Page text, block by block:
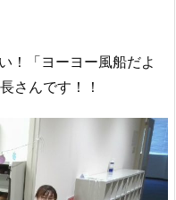
！「ヨーヨー風船だよ
さんです！！